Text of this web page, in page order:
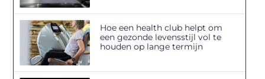
Hoe een health club helpt om
een gezonde levensstijl vol te
houden op lange termijn